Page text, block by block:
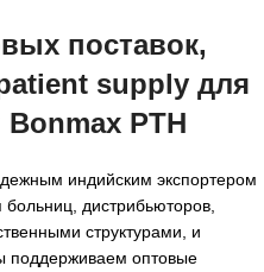
поставок,
supply для
PTH
индийским экспортером
дистрибьюторов,
структурами, и
поддерживаем оптовые